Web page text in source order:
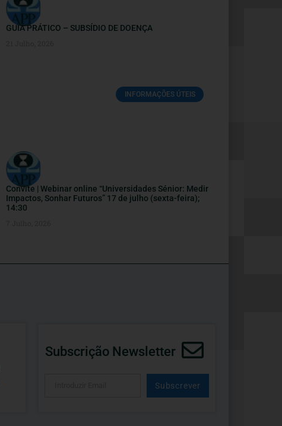
GUIA PRÁTICO – SUBSÍDIO DE DOENÇA
INFORMAÇÕES ÚTEIS
Convite | Webinar online “Universidades Sénior: Medir
Impactos, Sonhar Futuros” 17 de julho (sexta-feira);
14:30
Subscrição Newsletter
Subscrever